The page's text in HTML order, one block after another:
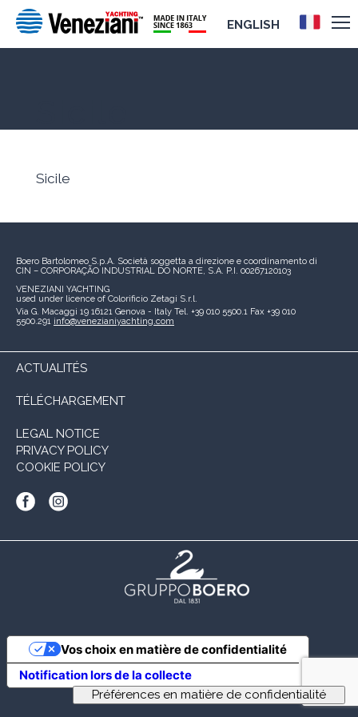
ENGLISH
Sicile
Boero Bartolomeo S.p.A. Società soggetta a direzione e coordinamento di
CIN – CORPORAÇÃO INDUSTRIAL DO NORTE, S.A. P.I. 00267120103
VENEZIANI YACHTING
used under licence of Colorificio Zetagi S.r.l.
Via G. Macaggi 19 16121 Genova - Italy Tel. +39 010 5500.1 Fax +39 010
5500.291 info@venezianiyachting.com
ACTUALITÉS
TÉLÉCHARGEMENT
LEGAL NOTICE
PRIVACY POLICY
COOKIE POLICY
Notification lors de la collecte
Vos choix en matière de confidentialité